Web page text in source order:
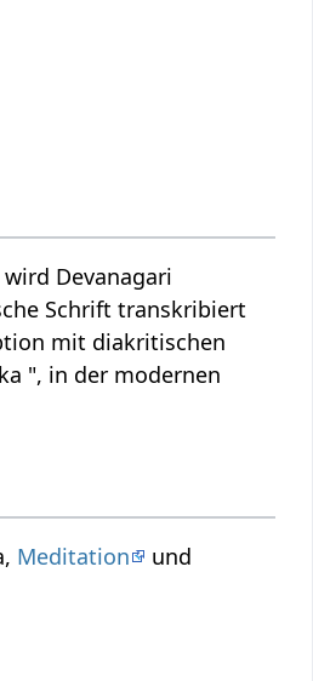
Devanagari
Schrift transkribiert
mit diakritischen
", in der modernen
Meditation
und